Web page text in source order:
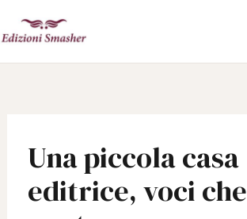
al
Una piccola casa
editrice, voci che